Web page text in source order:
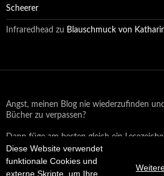
Diese Website verwendet
funktionale Cookies und
externe Skripte, um Ihre
Scheerer
Infraredhead zu Blauschmuck von
Angst, meinen Blog nie wiederzufinden
Bücher zu verpassen?
Dann füge am besten gleich ein
Email oder auf Facebook!